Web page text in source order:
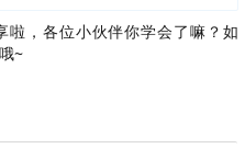
啦 ，各位小伙伴你学会了嘛？ 如
~